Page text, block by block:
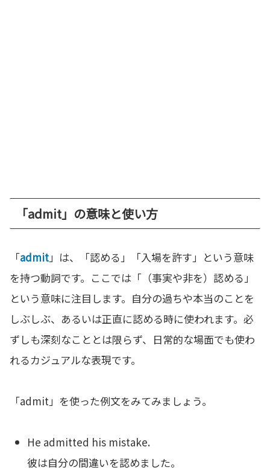
「admit」の意味と使い方
「admit」は、「認める」「入場を許す」という意味
を持つ動詞です。ここでは「（事実や非を）認める」
という意味に注目します。自分の過ちや本当のことを
しぶしぶ、あるいは正直に認める時に使われます。必
ずしも深刻なこととは限らず、日常的な場面でも使わ
れるカジュアルな表現です。
「admit」を使った例文をみてみましょう。
He admitted his mistake.
彼は自分の間違いを認めました。